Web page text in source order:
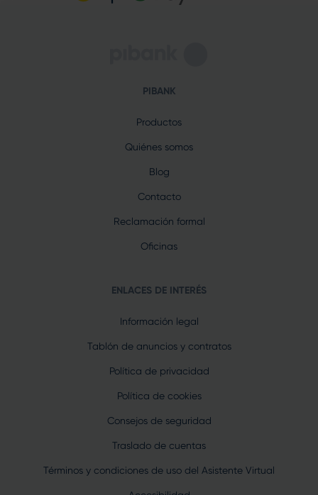
PIBANK
Productos
Quiénes somos
Blog
Contacto
Reclamación formal
Oficinas
ENLACES DE INTERÉS
Información legal
Tablón de anuncios y contratos
Política de privacidad
Política de cookies
Consejos de seguridad
Traslado de cuentas
Términos y condiciones de uso del Asistente Virtual